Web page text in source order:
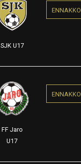
SJK U17
ENNAKKO
FF Jaro
U17
ENNAKKO